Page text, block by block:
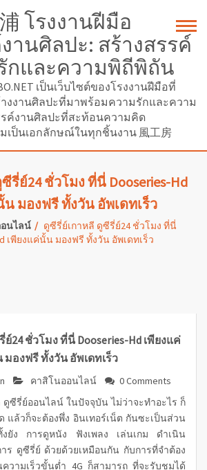
โรงงานฝีมือ
านศิลปะ: สร้างสรรค์
กและความพิถีพิถัน
เป็นเว็บไซต์ของโรงงานฝีมือที่
งงานศิลปะที่มาพร้อมความรักและความ
รค์งานศิลปะที่สะท้อนความคิด
เป็นเอกลักษณ์ในทุกชิ้นงาน 風工房
รี่ย์24 ชั่วโมง ที่นี่ Dooseries-Hd
มองฟรี ทั้งวัน อัพเดทเร็ว
นไลน์
ดูซีรี่ย์เกาหลี ดูซีรี่ย์24 ชั่วโมง ที่นี่
เพียงแค่นั้น มองฟรี ทั้งวัน อัพเดทเร็ว
มองฟรี ทั้งวัน อัพเดทเร็ว
คาสิโนออนไลน์
0 Comments
ดูซีรี่ย์ออนไลน์ ในปัจจุบัน ไม่ว่าจะทำอะไร ก็
แล้วก็จะต้องพึ่ง อินเทอร์เน็ต กันซะเป็นส่วน
ยัง การดูหนัง ฟังเพลง เล่นเกม ดำเนิน
ร ดูซีรี่ย์ ด้วยด้วยเหมือนกัน กับการที่จำต้อง
วามเร็วขั้นต่ำ 4G ก็สามารถ ที่จะรับชมได้